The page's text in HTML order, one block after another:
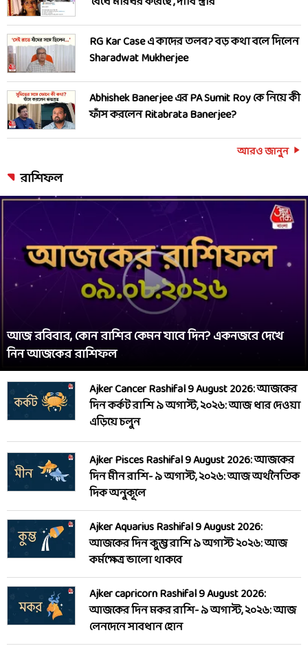
RG Kar Case এ কাদের তলব? বড় কথা বলে দিলেন
Sharadwat Mukherjee
Abhishek Banerjee এর PA Sumit Roy কে নিয়ে কী
ফাঁস করলেন Ritabrata Banerjee?
আরও জানুন
রাশিফল
আজ রবিবার, কোন রাশির কেমন যাবে দিন? একনজরে দেখে
নিন আজকের রাশিফল
Ajker Cancer Rashifal 9 August 2026: আজকের
দিন কর্কট রাশি ৯ অগাস্ট, ২০২৬: আজ ধার দেওয়া
এড়িয়ে চলুন
Ajker Pisces Rashifal 9 August 2026: আজকের
দিন মীন রাশি- ৯ অগাস্ট, ২০২৬: আজ অর্থনৈতিক
দিক অনুকূলে
Ajker Aquarius Rashifal 9 August 2026:
আজকের দিন কুম্ভ রাশি ৯ অগাস্ট ২০২৬: আজ
কর্মক্ষেত্র ভালো থাকবে
Ajker capricorn Rashifal 9 August 2026:
আজকের দিন মকর রাশি- ৯ অগাস্ট, ২০২৬: আজ
লেনদেনে সাবধান হোন